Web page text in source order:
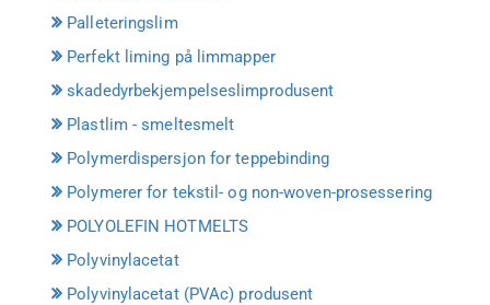
Palleteringslim
Perfekt liming på limmapper
skadedyrbekjempelseslimprodusent
Plastlim - smeltesmelt
Polymerdispersjon for teppebinding
Polymerer for tekstil- og non-woven-prosessering
POLYOLEFIN HOTMELTS
Polyvinylacetat
Polyvinylacetat (PVAc) produsent